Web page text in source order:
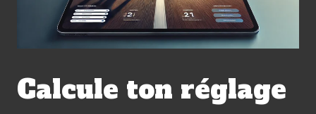
Calcule ton réglage